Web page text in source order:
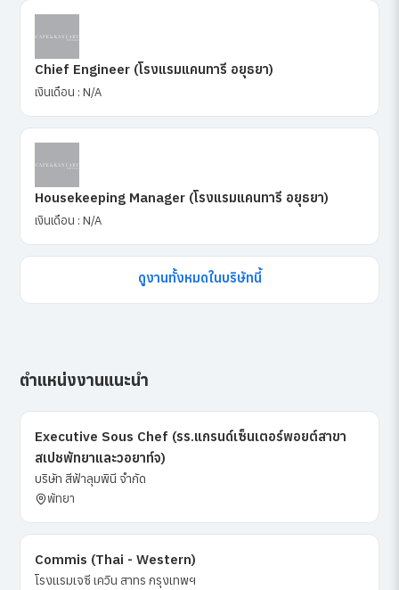
Chief Engineer (โรงแรมแคนทารี อยุธยา)
เงินเดือน : N/A
Housekeeping Manager (โรงแรมแคนทารี อยุธยา)
เงินเดือน : N/A
ดูงานทั้งหมดในบริษัทนี้
ตำแหน่งงานแนะนำ
Executive Sous Chef (รร.แกรนด์เซ็นเตอร์พอยต์สาขา
สเปชพัทยาและวอยาท์จ)
บริษัท สีฟ้าลุมพินี จำกัด
พัทยา
Commis (Thai - Western)
โรงแรมเจซี เควิน สาทร กรุงเทพฯ